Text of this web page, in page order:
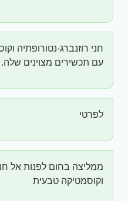
חני רוזנברג-נטורופתיה
עם תכשירים מצוינים שלה.
לפרטי
ממליצה בחום לפנות אל
וקוסמטיקה טבעית